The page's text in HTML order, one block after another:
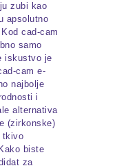
zubi kao
apsolutno
cad-cam
samo
iskustvo je
cam e-
najbolje
i
alternativa
(zirkonske)
tkivo
biste
za